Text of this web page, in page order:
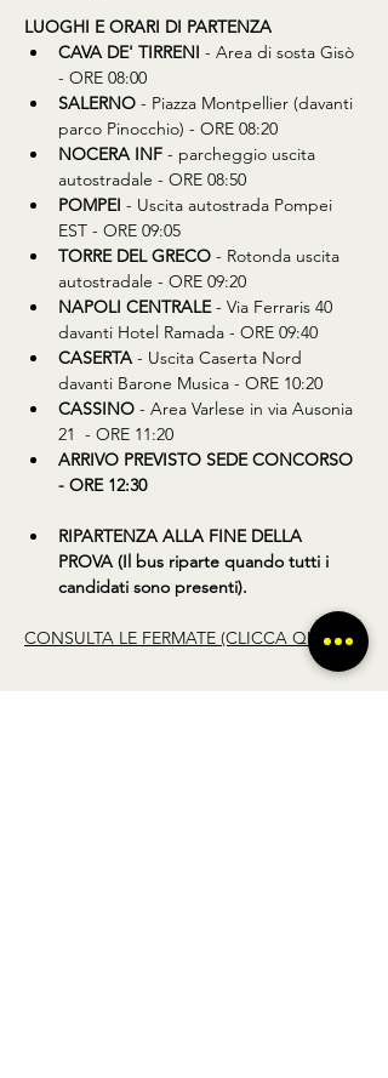
LUOGHI E ORARI DI PARTENZA
CAVA DE' TIRRENI - Area di sosta Gisò
- ORE 08:00
SALERNO - Piazza Montpellier (davanti
parco Pinocchio) - ORE 08:20
NOCERA INF - parcheggio uscita
autostradale - ORE 08:50
POMPEI - Uscita autostrada Pompei
EST - ORE 09:05
TORRE DEL GRECO - Rotonda uscita
autostradale - ORE 09:20
NAPOLI CENTRALE - Via Ferraris 40
davanti Hotel Ramada - ORE 09:40
CASERTA - Uscita Caserta Nord
davanti Barone Musica - ORE 10:20
CASSINO - Area Varlese in via Ausonia
21  - ORE 11:20
ARRIVO PREVISTO SEDE CONCORSO
- ORE 12:30
RIPARTENZA ALLA FINE DELLA
PROVA (Il bus riparte quando tutti i
candidati sono presenti).
CONSULTA LE FERMATE (CLICCA QUI)